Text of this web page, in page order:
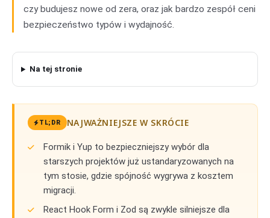
czy budujesz nowe od zera, oraz jak bardzo zespół ceni
bezpieczeństwo typów i wydajność.
Na tej stronie
TL;DR NAJWAŻNIEJSZE W SKRÓCIE
Formik i Yup to bezpieczniejszy wybór dla
starszych projektów już ustandaryzowanych na
tym stosie, gdzie spójność wygrywa z kosztem
migracji.
React Hook Form i Zod są zwykle silniejsze dla